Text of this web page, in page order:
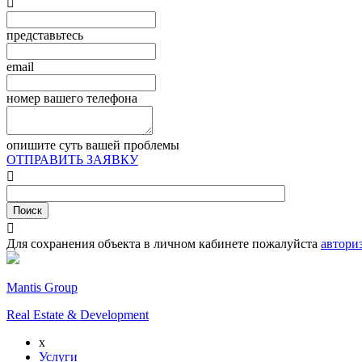

представьтесь
email
номер вашего телефона
опишите суть вашей проблемы
ОТПРАВИТЬ ЗАЯВКУ


Для сохранения объекта в личном кабинете пожалуйста
Mantis Group
Real Estate & Development
x
Услуги